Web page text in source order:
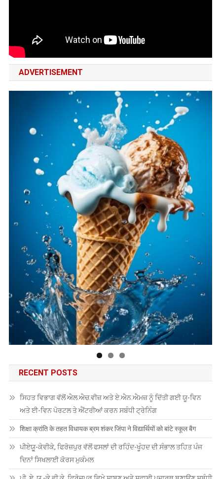
ADVERTISEMENT
RECENT POSTS
ਸਿਹਤ ਵਿਭਾਗ ਵੱਲੋਂ ਐਲ.ਐਚ.ਵੀਜ਼ ਅਤੇ ਏ.ਐਨ.ਐਮਜ਼ ਨੂੰ ਦਿੱਤੀ ਗਈ ਯੂ-ਵਿਨ
ਅਤੇ ਈ-ਵਿਨ ਪੋਰਟਲ ਤੇ ਐਂਟਰੀਆਂ ਕਰਨ ਸਬੰਧੀ ਟ੍ਰੇਨਿੰਗ
शिक्षा क्रांति के तहत विधायक ब्रम शंकर जिंपा ने विद्यार्थियों को बांटे स्कूल बैग
ਪੀਏਯੂੑ-ਕੇਵੀਕੇ, ਫਿਰੋਜ਼ਪੁਰ ਵੱਲੋਂ ਫਸਲਾਂ ਦੀ ਰਹਿੰਦ-ਖੂੰਹਦ ਦੀ ਸੰਭਾਲ ਤਹਿਤ ਪੰਜ
ਦਿਨਾਂ ਸਿਖਲਾਈ ਕੋਰਸ ਮੁਕੰਮਲ